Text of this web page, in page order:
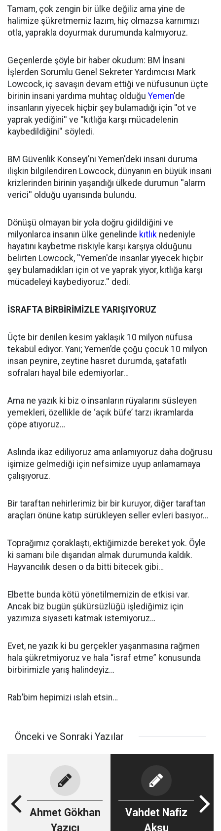
Tamam, çok zengin bir ülke değiliz ama yine de
halimize şükretmemiz lazım, hiç olmazsa karnımızı
otla, yaprakla doyurmak durumunda kalmıyoruz.
Geçenlerde şöyle bir haber okudum: BM İnsani
İşlerden Sorumlu Genel Sekreter Yardımcısı Mark
Lowcock, iç savaşın devam ettiği ve nüfusunun üçte
birinin insani yardıma muhtaç olduğuYemen'de
insanların yiyecek hiçbir şey bulamadığı için ''ot ve
yaprak yediğini'' ve ''kıtlığa karşı mücadelenin
kaybedildiğini'' söyledi.
BM Güvenlik Konseyi'ni Yemen'deki insani duruma
ilişkin bilgilendiren Lowcock, dünyanın en büyük insani
krizlerinden birinin yaşandığı ülkede durumun ''alarm
verici'' olduğu uyarısında bulundu.
Dönüşü olmayan bir yola doğru gidildiğini ve
milyonlarca insanın ülke genelinde kıtlık nedeniyle
hayatını kaybetme riskiyle karşı karşıya olduğunu
belirten Lowcock, ''Yemen'de insanlar yiyecek hiçbir
şey bulamadıkları için ot ve yaprak yiyor, kıtlığa karşı
mücadeleyi kaybediyoruz.'' dedi.
İSRAFTA BİRBİRİMİZLE YARIŞIYORUZ
Üçte bir denilen kesim yaklaşık 10 milyon nüfusa
tekabül ediyor. Yani; Yemen’de çoğu çocuk 10 milyon
insan peynire, zeytine hasret durumda, şatafatlı
sofraları hayal bile edemiyorlar…
Ama ne yazık ki biz o insanların rüyalarını süsleyen
yemekleri, özellikle de ‘açık büfe’ tarzı ikramlarda
çöpe atıyoruz…
Aslında ikaz ediliyoruz ama anlamıyoruz daha doğrusu
işimize gelmediği için nefsimize uyup anlamamaya
çalışıyoruz.
Bir taraftan nehirlerimiz bir bir kuruyor, diğer taraftan
araçları önüne katıp sürükleyen seller evleri basıyor…
Toprağımız çoraklaştı, ektiğimizde bereket yok. Öyle
ki samanı bile dışarıdan almak durumunda kaldık.
Hayvancılık desen o da bitti bitecek gibi…
Elbette bunda kötü yönetilmemizin de etkisi var.
Ancak biz bugün şükürsüzlüğü işlediğimiz için
yazımıza siyaseti katmak istemiyoruz…
Evet, ne yazık ki bu gerçekler yaşanmasına rağmen
hala şükretmiyoruz ve hala “israf etme” konusunda
birbirimizle yarış halindeyiz…
Rab’bim hepimizi ıslah etsin…
Önceki ve Sonraki Yazılar
Ahmet Gökhan
Yazıcı
Vahdet Nafiz
Aksu